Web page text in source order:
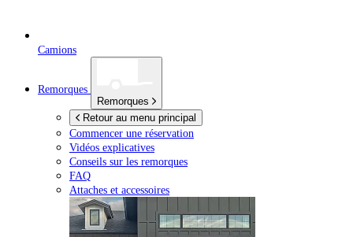
Camions
Remorques
Remorques
Retour au menu principal
Commencer une réservation
Vidéos explicatives
Conseils sur les remorques
FAQ
Attaches et accessoires